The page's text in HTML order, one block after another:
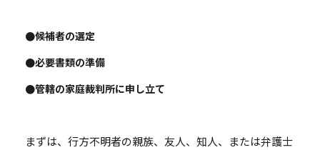
●候補者の選定
●必要書類の準備
●管轄の家庭裁判所に申し立て
まずは、行方不明者の親族、友人、知人、または弁護士